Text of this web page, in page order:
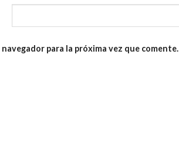
para la próxima vez que comente.